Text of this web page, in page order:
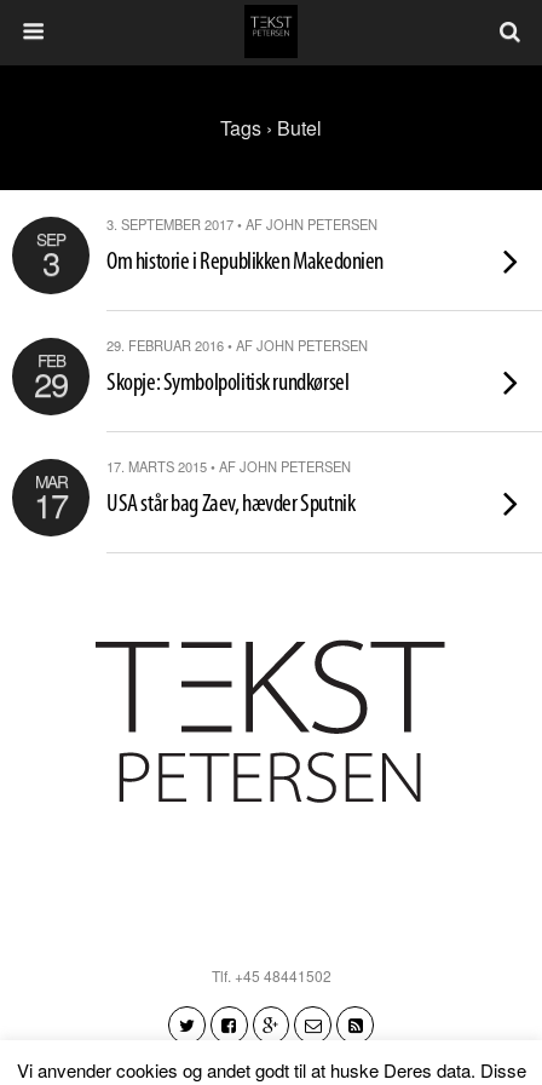
Tags › Butel
SEP
3
3. SEPTEMBER 2017 • AF JOHN PETERSEN
Om historie i Republikken Makedonien
FEB
29
29. FEBRUAR 2016 • AF JOHN PETERSEN
Skopje: Symbolpolitisk rundkørsel
MAR
17
17. MARTS 2015 • AF JOHN PETERSEN
USA står bag Zaev, hævder Sputnik
Tlf. +45 48441502
Vi anvender cookies og andet godt til at huske Deres data. Disse